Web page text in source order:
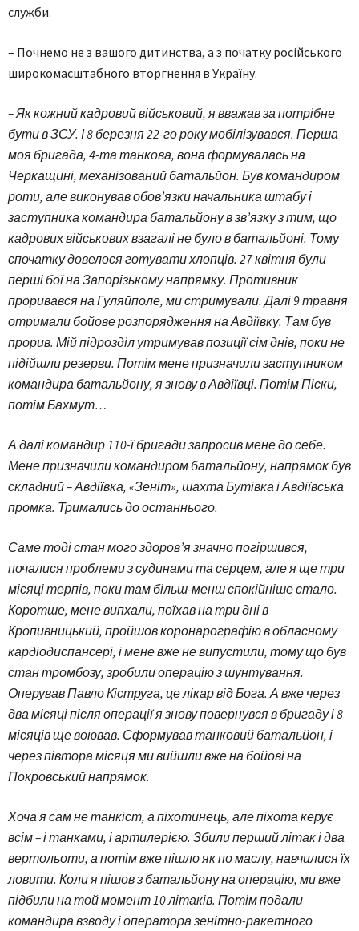
служби.
– Почнемо не з вашого дитинства, а з початку російського
широкомасштабного вторгнення в Україну.
– Як кожний кадровий військовий, я вважав за потрібне
бути в ЗСУ. І 8 березня 22-го року мобілізувався. Перша
моя бригада, 4-та танкова, вона формувалась на
Черкащині, механізований батальйон. Був командиром
роти, але виконував обов’язки начальника штабу і
заступника командира батальйону в зв’язку з тим, що
кадрових військових взагалі не було в батальйоні. Тому
спочатку довелося готувати хлопців. 27 квітня були
перші бої на Запорізькому напрямку. Противник
проривався на Гуляйполе, ми стримували. Далі 9 травня
отримали бойове розпорядження на Авдіївку. Там був
прорив. Мій підрозділ утримував позиції сім днів, поки не
підійшли резерви. Потім мене призначили заступником
командира батальйону, я знову в Авдіївці. Потім Піски,
потім Бахмут…
А далі командир 110-ї бригади запросив мене до себе.
Мене призначили командиром батальйону, напрямок був
складний – Авдіївка, «Зеніт», шахта Бутівка і Авдіївська
промка. Тримались до останнього.
Саме тоді стан мого здоров’я значно погіршився,
почалися проблеми з судинами та серцем, але я ще три
місяці терпів, поки там більш-менш спокійніше стало.
Коротше, мене випхали, поїхав на три дні в
Кропивницький, пройшов коронарографію в обласному
кардіодиспансері, і мене вже не випустили, тому що був
стан тромбозу, зробили операцію з шунтування.
Оперував Павло Кіструга, це лікар від Бога. А вже через
два місяці після операції я знову повернувся в бригаду і 8
місяців ще воював. Сформував танковий батальйон, і
через півтора місяця ми вийшли вже на бойові на
Покровський напрямок.
Хоча я сам не танкіст, а піхотинець, але піхота керує
всім – і танками, і артилерією. Збили перший літак і два
вертольоти, а потім вже пішло як по маслу, навчилися їх
ловити. Коли я пішов з батальйону на операцію, ми вже
підбили на той момент 10 літаків. Потім подали
командира взводу і оператора зенітно-ракетного